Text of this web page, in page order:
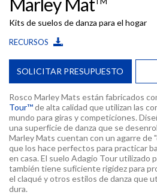
Kits de suelos de danza para el hogar
RECURSOS
SOLICITAR PRESUPUESTO
Rosco Marley Mats están fabricados
Tour™de alta calidad que utilizan las
mundo para giras y competiciones.
una superficie de danza que se
Marley Mats cuentan con un agarre de
que los hace perfectos para practicar
en casa. El suelo Adagio Tour utilizado
también tiene suficiente rigidez para
el claqué y otros estilos de danza que
dura.